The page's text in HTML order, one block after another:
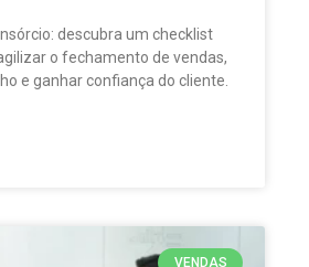
descubra um checklist
o fechamento de vendas,
e ganhar confiança do cliente.
VENDAS